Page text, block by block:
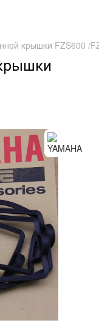
крышки FZS600 /